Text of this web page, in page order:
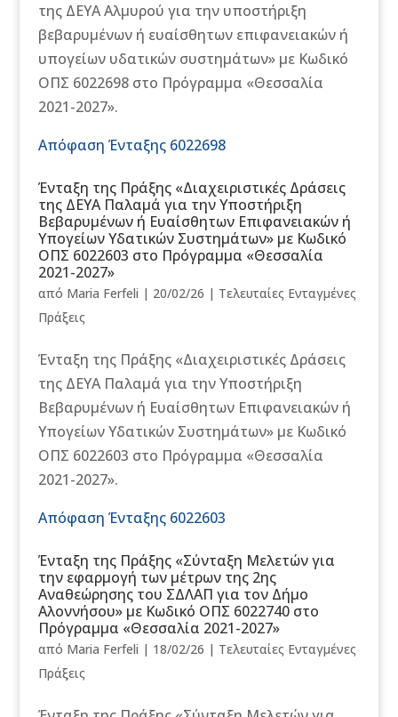
της ΔΕΥΑ Αλμυρού για την υποστήριξη
βεβαρυμένων ή ευαίσθητων επιφανειακών ή
υπογείων υδατικών συστημάτων» με Κωδικό
ΟΠΣ 6022698 στο Πρόγραμμα «Θεσσαλία
2021-2027».
Απόφαση Ένταξης 6022698
Ένταξη της Πράξης «Διαχειριστικές Δράσεις
της ΔΕΥΑ Παλαμά για την Υποστήριξη
Βεβαρυμένων ή Ευαίσθητων Επιφανειακών ή
Υπογείων Υδατικών Συστημάτων» με Κωδικό
ΟΠΣ 6022603 στο Πρόγραμμα «Θεσσαλία
2021-2027»
από Maria Ferfeli | 20/02/26 | Τελευταίες Ενταγμένες
Πράξεις
Ένταξη της Πράξης «Διαχειριστικές Δράσεις
της ΔΕΥΑ Παλαμά για την Υποστήριξη
Βεβαρυμένων ή Ευαίσθητων Επιφανειακών ή
Υπογείων Υδατικών Συστημάτων» με Κωδικό
ΟΠΣ 6022603 στο Πρόγραμμα «Θεσσαλία
2021-2027».
Απόφαση Ένταξης 6022603
Ένταξη της Πράξης «Σύνταξη Μελετών για
την εφαρμογή των μέτρων της 2ης
Αναθεώρησης του ΣΔΛΑΠ για τον Δήμο
Αλοννήσου» με Κωδικό ΟΠΣ 6022740 στο
Πρόγραμμα «Θεσσαλία 2021-2027»
από Maria Ferfeli | 18/02/26 | Τελευταίες Ενταγμένες
Πράξεις